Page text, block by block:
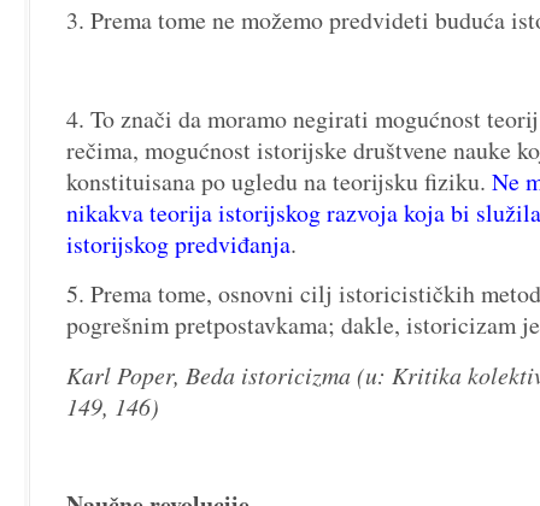
3. Prema tome ne možemo predvideti buduća
4. To znači da moramo negirati mogućnost
rečima, mogućnost istorijske društvene nauke
konstituisana po ugledu na teorijsku fiziku. Ne
nikakva teorija istorijskog razvoja koja bi
istorijskog predviđanja.
5. Prema tome, osnovni cilj istoricističkih
pogrešnim pretpostavkama; dakle, istoricizam
Karl Poper, Beda istoricizma (u: Kritika
149, 146)